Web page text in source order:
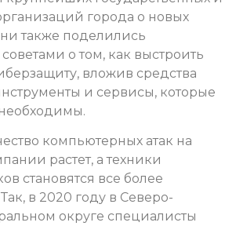
города о новых
также поделились
о том, как выстроить
вложив средства
и сервисы, которые
компьютерных атак на
растет, а техники
становятся все более
в 2020 году в Северо-
округе специалисты